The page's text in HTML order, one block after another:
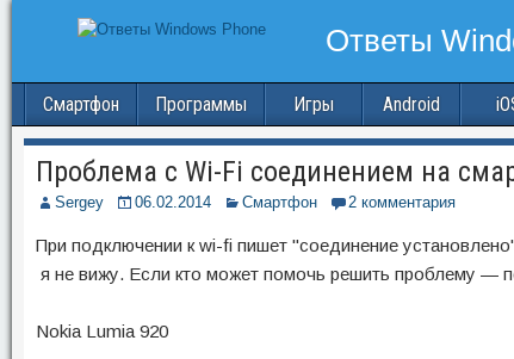
Смартфон Программы Игры Android
Проблема с Wi-Fi соединением на
Sergey 06.02.2014 Смартфон 2 комментария
При подключении к wi-fi пишет "соединение
я не вижу. Если кто может помочь решить проблему —
Nokia Lumia 920